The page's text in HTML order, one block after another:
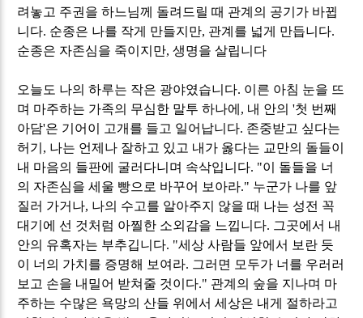
려놓고 주권을 하느님께 돌려드릴 때 관계의 공기가 바뀝
니다. 순종은 나를 작게 만들지만, 관계를 넓게 만듭니다.
순종은 자존심을 죽이지만,생명을 살립니다
오늘도 나의 하루는 작은 광야였습니다. 이른 아침 눈을 뜨
며 마주하는 가족의 무심한 말투 하나에 , 내 안의'첫 번째
아담'은 기어이 고개를 들고 일어납니다. 존중받고 싶다는
허기 , 나는 언제나 잘하고 있고 내가 옳다는 교만의 돌들이
내 마음의 들판에 굴러다니며 속삭입니다. "이 돌들을 너
의 자존심을 세울 빵으로 바꾸어 보아라." 누군가 나를 앞
질러 가거나, 나의 수고를 알아주지 않을 때 나는 성전 꼭
대기에 선 것처럼 아찔한 소외감을 느낍니다. 그곳에서 내
안의 유혹자는 부추깁니다. "세상 사람들 앞에서 보란 듯
이 너의 가치를 증명해 보여라. 그러면 모두가 너를 우러러
보고 손을 내밀어 받쳐줄 것이다." 관계의 숲을 지나며 마
주하는 수많은 욕망의 산들 위에서 세상은 내게 절하라고